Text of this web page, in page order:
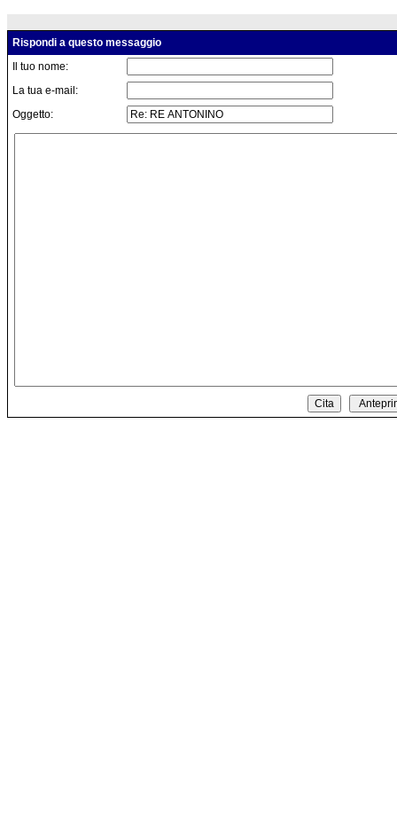
Rispondi a questo messaggio
Il tuo nome:
La tua e-mail:
Oggetto: